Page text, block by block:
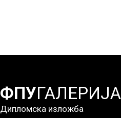
ФПУГАЛЕРИЈА
Дипломска изложба